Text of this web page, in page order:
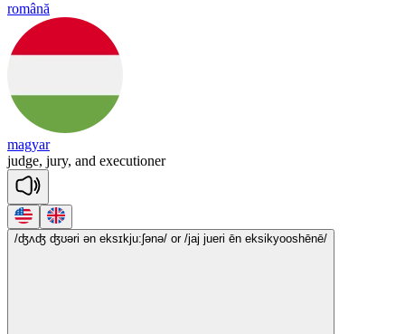
română
magyar
judge, jury, and executioner
/ʤʌʤ ʤʊəri ən eksɪkju:ʃənə/ or /jaj jueri ēn eksikyooshēnē/